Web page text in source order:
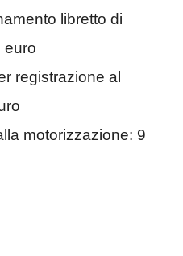
libretto di
euro
registrazione al
motorizzazione: 9